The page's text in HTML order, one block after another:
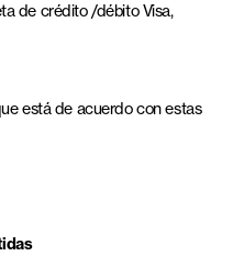
de crédito /débito Visa,
está de acuerdo con estas